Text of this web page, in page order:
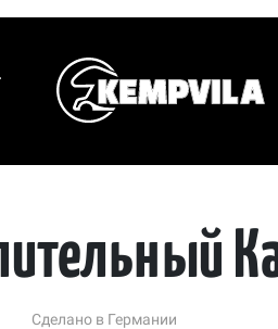
Сделано в Германии